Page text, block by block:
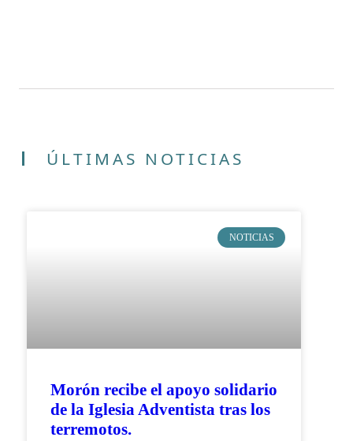
ÚLTIMAS NOTICIAS
NOTICIAS
Morón recibe el apoyo solidario
de la Iglesia Adventista tras los
terremotos.